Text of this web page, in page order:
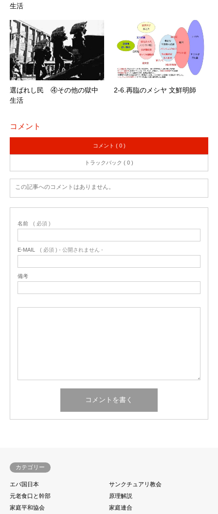
生活
選ばれし民 ④その他の獄中
生活
2-6.再臨のメシヤ 文鮮明師
コメント
コメント ( 0 )
トラックバック ( 0 )
この記事へのコメントはありません。
名前 ( 必須 )
E-MAIL ( 必須 ) - 公開されません -
備考
カテゴリー
エバ国日本
サンクチュアリ教会
元老食口と幹部
原理解説
家庭平和協会
家庭連合